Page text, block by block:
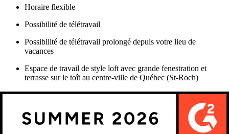
Horaire flexible
Possibilité de télétravail
Possibilité de télétravail prolongé depuis votre lieu de
vacances
Espace de travail de style loft avec grande fenestration et
terrasse sur le toît au centre-ville de Québec (St-Roch)
Lunchs d’équipe, snacks, café, thé
Espace de rangement intérieur pour vélos et poussettes